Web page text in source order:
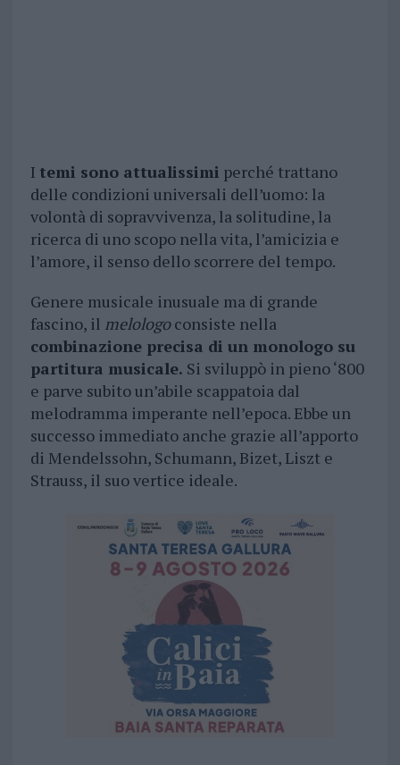
I temi sono attualissimi perché trattano
delle condizioni universali dell’uomo: la
volontà di sopravvivenza, la solitudine, la
ricerca di uno scopo nella vita, l’amicizia e
l’amore, il senso dello scorrere del tempo.
Genere musicale inusuale ma di grande
fascino, il melologoconsiste nella
combinazione precisa di un monologo su
partitura musicale. Si sviluppò in pieno ‘800
e parve subito un’abile scappatoia dal
melodramma imperante nell’epoca. Ebbe un
successo immediato anche grazie all’apporto
di Mendelssohn, Schumann, Bizet, Liszt e
Strauss, il suo vertice ideale.